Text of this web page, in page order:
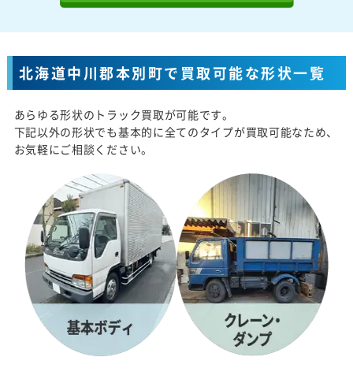
北海道中川郡本別町で買取可能な形状一覧
あらゆる形状のトラック買取が可能です。
下記以外の形状でも基本的に全てのタイプが買取可能なため、
お気軽にご相談ください。